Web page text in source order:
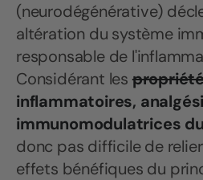
(neurodégénérative)
altération du système
responsable de
Considérant les
inflammatoires,
immunomodulatrices
donc pas difficile de
effets bénéfiques du